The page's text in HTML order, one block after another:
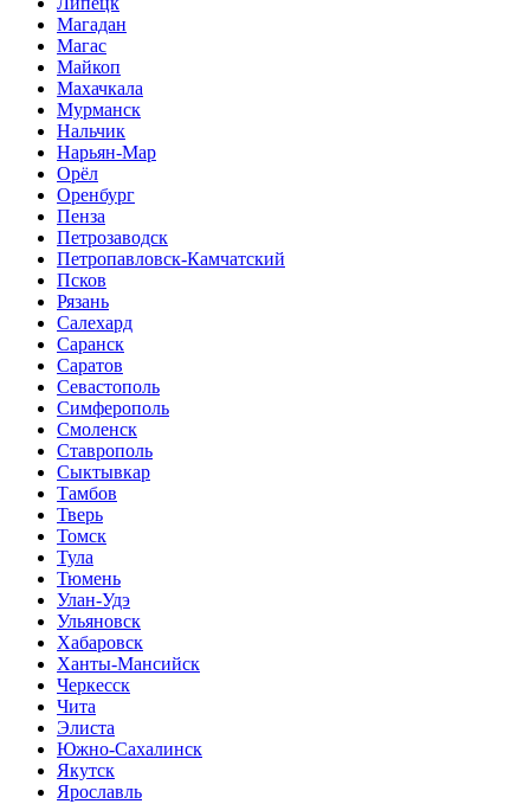
Магадан
Магас
Майкоп
Махачкала
Мурманск
Нальчик
Нарьян-Мар
Орёл
Оренбург
Пенза
Петрозаводск
Петропавловск-Камчатский
Псков
Рязань
Салехард
Саранск
Саратов
Севастополь
Симферополь
Смоленск
Ставрополь
Сыктывкар
Тамбов
Тверь
Томск
Тула
Тюмень
Улан-Удэ
Ульяновск
Хабаровск
Ханты-Мансийск
Черкесск
Чита
Элиста
Южно-Сахалинск
Якутск
Ярославль